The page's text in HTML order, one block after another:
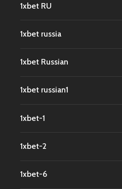
1xbet RU
1xbet russia
1xbet Russian
1xbet russian1
1xbet-1
1xbet-2
1xbet-6